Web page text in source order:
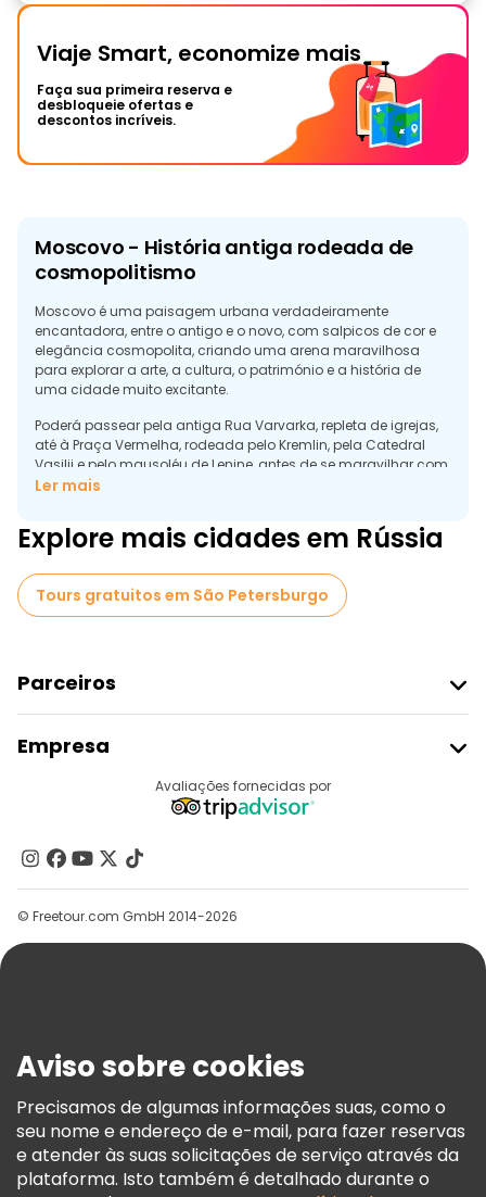
Viaje Smart, economize mais
Faça sua primeira reserva e
desbloqueie ofertas e
descontos incríveis.
Moscovo - História antiga rodeada de
cosmopolitismo
Moscovo é uma paisagem urbana verdadeiramente
encantadora, entre o antigo e o novo, com salpicos de cor e
elegância cosmopolita, criando uma arena maravilhosa
para explorar a arte, a cultura, o património e a história de
uma cidade muito excitante.
Poderá passear pela antiga Rua Varvarka, repleta de igrejas,
até à Praça Vermelha, rodeada pelo Kremlin, pela Catedral
Vasilij e pelo mausoléu de Lenine, antes de se maravilhar com
as cores encantadoras das belas cúpulas da Catedral de S.
cobre da Catedral do Salvador, enquanto aprende sobre a
fascinante história de Moscovo, desde o século XII até Ivan, o
familiariza com a Moscovo actual, obtendo dicas e
sugestões locais de guias locais autênticos e simpáticos de
Moscovo nas excursões a pé gratuitas recomendadas pela
Ler mais
Explore mais cidades em Rússia
Tours gratuitos em São Petersburgo
Parceiros
Registo Do Fornecedor
Programa De Afiliados
Empresa
Contacte-Nos
Grupos
Ajuda
Termos E Informações Legais
Política De Cookies
Freetour Prémios
Programa De Fidelidade
Avaliações fornecidas por
© Freetour.com GmbH 2014-2026
Aviso sobre cookies
Precisamos de algumas informações suas, como o
seu nome e endereço de e-mail, para fazer reservas
e atender às suas solicitações de serviço através da
plataforma. Isto também é detalhado durante o